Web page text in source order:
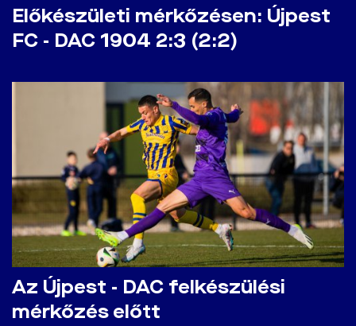
Előkészületi mérkőzésen: Újpest
FC - DAC 1904 2:3 (2:2)
Az Újpest - DAC felkészülési
mérkőzés előtt